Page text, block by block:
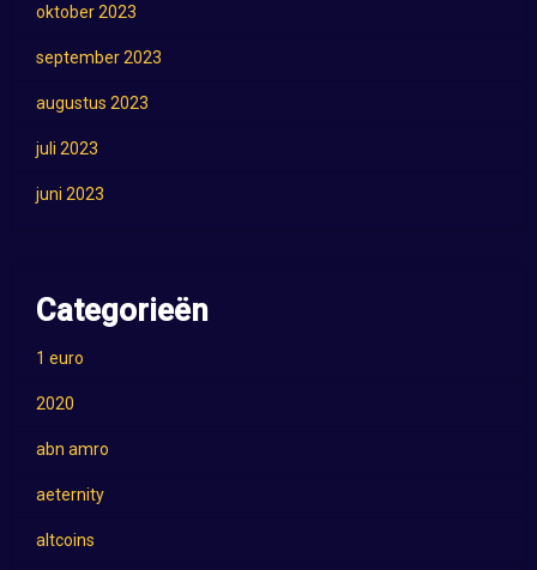
oktober 2023
september 2023
augustus 2023
juli 2023
juni 2023
Categorieën
1 euro
2020
abn amro
aeternity
altcoins